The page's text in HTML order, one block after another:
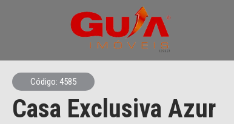
Código: 4585
Casa Exclusiva Azur